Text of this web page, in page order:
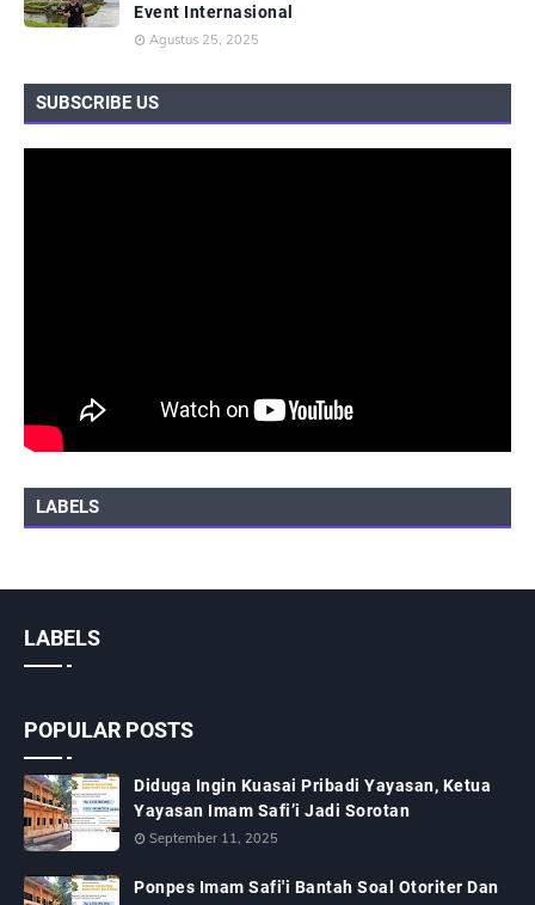
Event Internasional
Agustus 25, 2025
SUBSCRIBE US
LABELS
LABELS
POPULAR POSTS
Diduga Ingin Kuasai Pribadi Yayasan, Ketua
Yayasan Imam Safi’i Jadi Sorotan
September 11, 2025
Ponpes Imam Safi'i Bantah Soal Otoriter Dan